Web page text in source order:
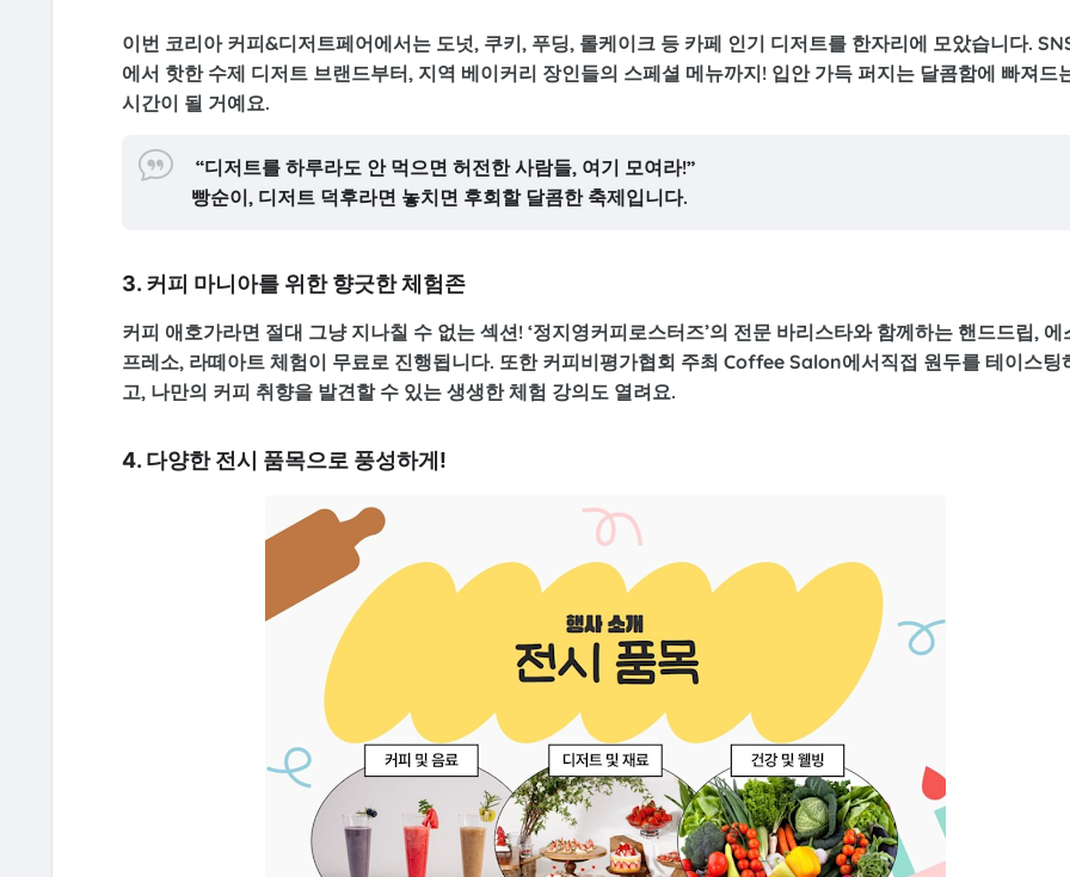
이번 코리아 커피&디저트페어에서는 도넛, 쿠키, 푸딩, 롤케이크등 카페 인기 디저트를 한자리에 모았습니다.
에서 핫한 수제 디저트 브랜드부터, 지역 베이커리 장인들의 스페셜 메뉴까지! 입안 가득 퍼지는 달콤함에 빠져드
시간이 될 거예요.
“디저트를 하루라도 안 먹으면 허전한 사람들, 여기 모여라!”
빵순이, 디저트 덕후라면 놓치면 후회할 달콤한 축제입니다.
3. 커피 마니아를 위한 향긋한 체험존
커피 애호가라면 절대 그냥 지나칠 수 없는 섹션! ‘정지영커피로스터즈’의 전문 바리스타와 함께하는 핸드드립, 에
프레소, 라떼아트 체험이 무료로 진행됩니다. 또한 커피비평가협회 주최 Coffee Salon에서직접 원두를 테이스팅
고, 나만의 커피 취향을 발견할 수 있는 생생한 체험 강의도 열려요.
4. 다양한 전시 품목으로 풍성하게!